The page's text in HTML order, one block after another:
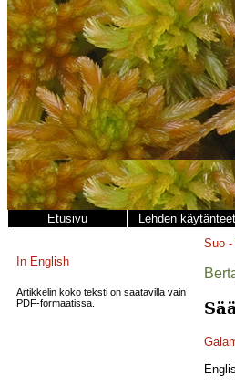
Etusivu Lehden käytänteet
In English
Artikkelin koko teksti on saatavilla vain
PDF-formaatissa.
Suo -